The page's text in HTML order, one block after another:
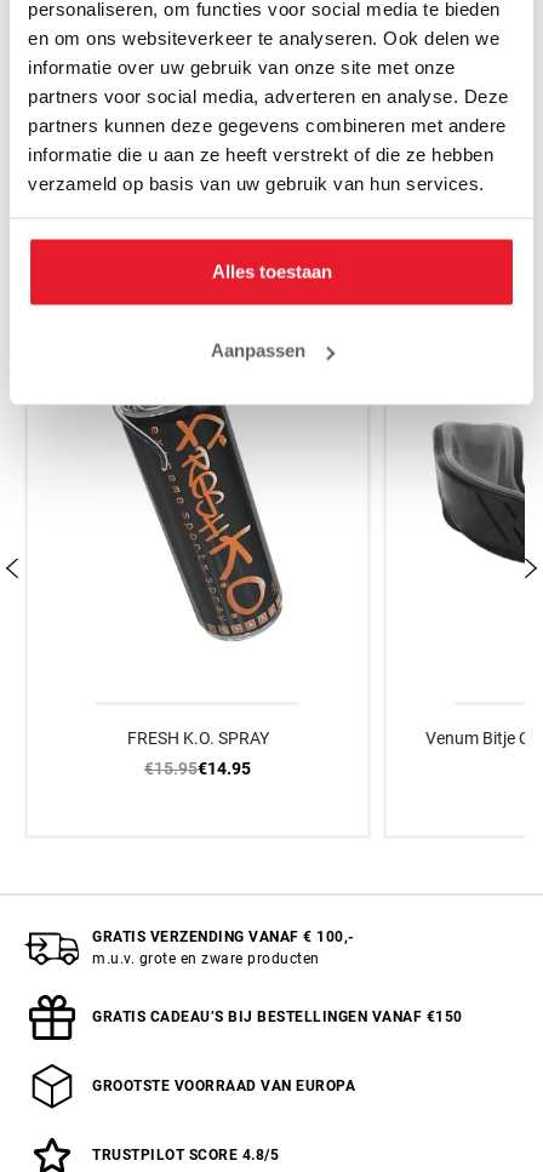
personaliseren, om functies voor social media te bieden
en om ons websiteverkeer te analyseren. Ook delen we
informatie over uw gebruik van onze site met onze
partners voor social media, adverteren en analyse. Deze
partners kunnen deze gegevens combineren met andere
informatie die u aan ze heeft verstrekt of die ze hebben
verzameld op basis van uw gebruik van hun services.
Alles toestaan
Aanpassen
Venum Fightshort Phantom
Zwart/Rood
€64.90
Venum
MAAK JE AANKOOP NOG BETER
FRESH K.O. SPRAY
€15.95€14.95
Venum Bitje
GRATIS VERZENDING VANAF € 100,-
m.u.v. grote en zware producten
GRATIS CADEAU’S BIJ BESTELLINGEN VANAF €150
GROOTSTE VOORRAAD VAN EUROPA
TRUSTPILOT SCORE 4.8/5